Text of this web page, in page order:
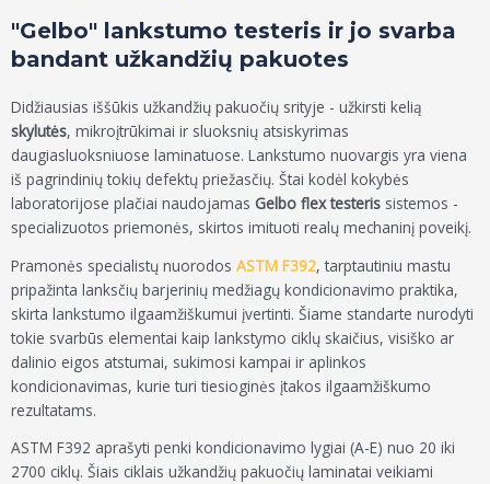
"Gelbo" lankstumo testeris ir jo svarba
bandant užkandžių pakuotes
Didžiausias iššūkis užkandžių pakuočių srityje - užkirsti kelią
skylutės, mikroįtrūkimai ir sluoksnių atsiskyrimas
daugiasluoksniuose laminatuose. Lankstumo nuovargis yra viena
iš pagrindinių tokių defektų priežasčių. Štai kodėl kokybės
laboratorijose plačiai naudojamas Gelbo flex testeris sistemos -
specializuotos priemonės, skirtos imituoti realų mechaninį poveikį.
Pramonės specialistų nuorodos ASTM F392, tarptautiniu mastu
pripažinta lanksčių barjerinių medžiagų kondicionavimo praktika,
skirta lankstumo ilgaamžiškumui įvertinti. Šiame standarte nurodyti
tokie svarbūs elementai kaip lankstymo ciklų skaičius, visiško ar
dalinio eigos atstumai, sukimosi kampai ir aplinkos
kondicionavimas, kurie turi tiesioginės įtakos ilgaamžiškumo
rezultatams.
ASTM F392 aprašyti penki kondicionavimo lygiai (A-E) nuo 20 iki
2700 ciklų. Šiais ciklais užkandžių pakuočių laminatai veikiami